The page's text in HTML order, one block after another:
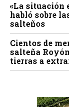
«La situación
habló sobre
salteños
Cientos de
salteña
tierras a